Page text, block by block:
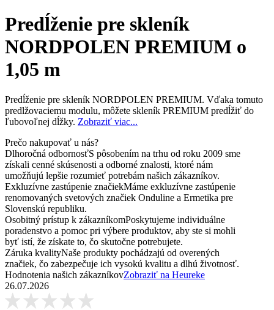
Predĺženie pre skleník
NORDPOLEN PREMIUM o
1,05 m
Predĺženie pre skleník NORDPOLEN PREMIUM. Vďaka tomuto
predlžovaciemu modulu, môžete skleník PREMIUM predĺžiť do
ľubovoľnej dĺžky. Zobraziť viac...
Prečo nakupovať u nás?
Dlhoročná odbornosťS pôsobením na trhu od roku 2009 sme
získali cenné skúsenosti a odborné znalosti, ktoré nám
umožňujú lepšie rozumieť potrebám našich zákazníkov.
Exkluzívne zastúpenie značiekMáme exkluzívne zastúpenie
renomovaných svetových značiek Onduline a Ermetika pre
Slovenskú republiku.
Osobitný prístup k zákazníkomPoskytujeme individuálne
poradenstvo a pomoc pri výbere produktov, aby ste si mohli
byť istí, že získate to, čo skutočne potrebujete.
Záruka kvalityNaše produkty pochádzajú od overených
značiek, čo zabezpečuje ich vysokú kvalitu a dlhú životnosť.
Hodnotenia našich zákazníkovZobraziť na Heureke
26.07.2026